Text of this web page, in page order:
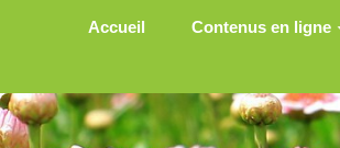
Aller au contenu principal
Accueil Contenus en ligne